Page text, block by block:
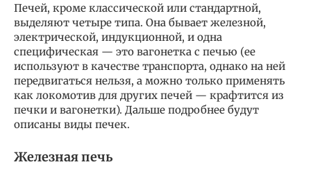
Печей, кроме классической или стандартной,
выделяют четыре типа. Она бывает железной,
электрической, индукционной, и одна
специфическая — это вагонетка с печью (ее
используют в качестве транспорта, однако на ней
передвигаться нельзя, а можно только применять
как локомотив для других печей — крафтится из
печки и вагонетки). Дальше подробнее будут
описаны виды печек.
Железная печь